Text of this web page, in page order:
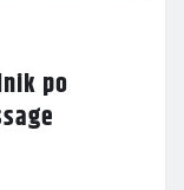
po